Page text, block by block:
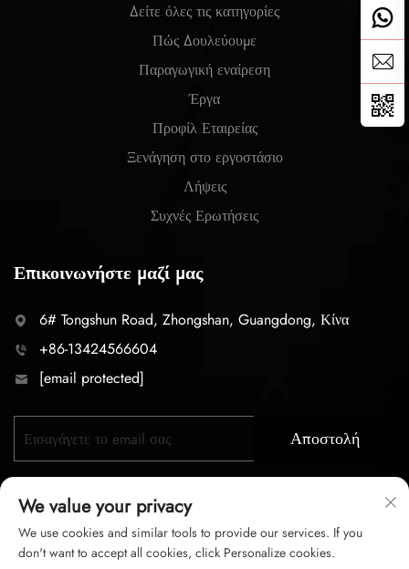
Δείτε όλες τις κατηγορίες
Πώς Δουλεύουμε
Παραγωγική εναίρεση
Έργα
Προφίλ Εταιρείας
Ξενάγηση στο εργοστάσιο
Λήψεις
Συχνές Ερωτήσεις
Επικοινωνήστε μαζί μας
6# Tongshun Road, Zhongshan, Guangdong, Κίνα
+86-13424566604
[email protected]
Αποστολή
We value your privacy
We use cookies and similar tools to provide our services. If you
don't want to accept all cookies, click Personalize cookies.